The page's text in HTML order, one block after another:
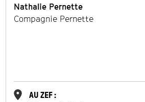
Nathalie Pernette
Compagnie Pernette
AU ZEF :